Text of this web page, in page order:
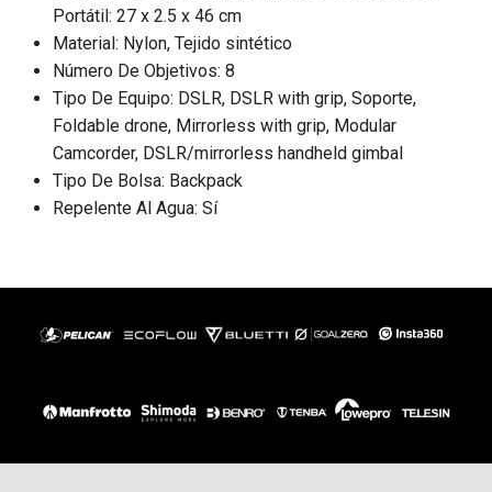
Portátil: 27 x 2.5 x 46 cm
Material: Nylon, Tejido sintético
Número De Objetivos: 8
Tipo De Equipo: DSLR, DSLR with grip, Soporte,
Foldable drone, Mirrorless with grip, Modular
Camcorder, DSLR/mirrorless handheld gimbal
Tipo De Bolsa: Backpack
Repelente Al Agua: Sí